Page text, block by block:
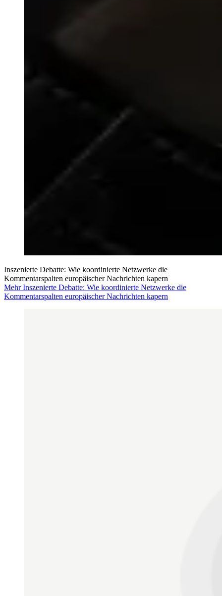
Inszenierte Debatte: Wie koordinierte Netzwerke die
Kommentarspalten europäischer Nachrichten kapern
Mehr Inszenierte Debatte: Wie koordinierte Netzwerke die
Kommentarspalten europäischer Nachrichten kapern